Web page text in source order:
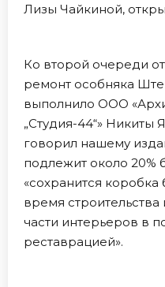
Лизы Чайкиной,
Ко второй очереди
ремонт особняка
выполнило ООО
„Студия-44“» Никиты
говорил нашему
подлежит около 20%
«сохранится
время
части интерьеров в
реставрацией».